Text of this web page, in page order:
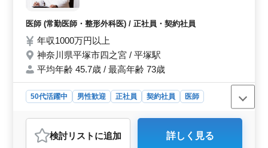
医師 (常勤医師・整形外科医) / 正社員・契約社員
年収1000万円以上
神奈川県平塚市四之宮 / 平塚駅
平均年齢 45.7歳 / 最高年齢 73歳
50代活躍中 男性歓迎 正社員 契約社員 医師
おすすめポイント
＜専門スキルの深化＞ 神奈川県平塚市に位置するクリ
ニックで整形外科医の募集があります。10年以上の整形
検討リスト に追加 詳しく見る